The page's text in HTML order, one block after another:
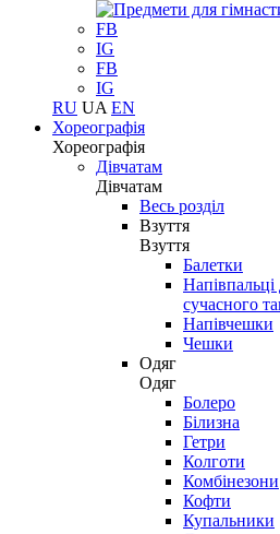
FB
IG
FB
IG
RU UA EN
Хореографія
Хореографія
Дівчатам
Дівчатам
Весь розділ
Взуття
Взуття
Балетки
сучасного
Напівчешки
Чешки
Одяг
Одяг
Болеро
Білизна
Гетри
Колготи
Комбінезони
Кофти
Купальники